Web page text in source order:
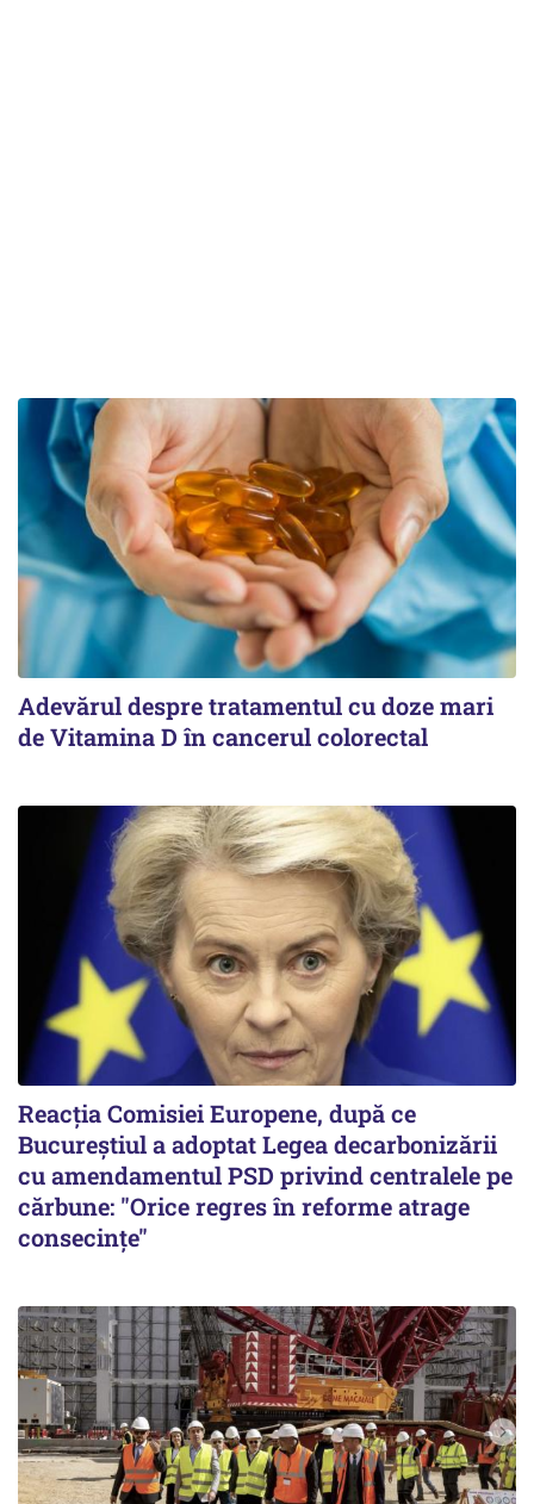
Adevărul despre tratamentul cu doze mari
de Vitamina D în cancerul colorectal
Reacția Comisiei Europene, după ce
Bucureștiul a adoptat Legea decarbonizării
cu amendamentul PSD privind centralele pe
cărbune: "Orice regres în reforme atrage
consecințe"